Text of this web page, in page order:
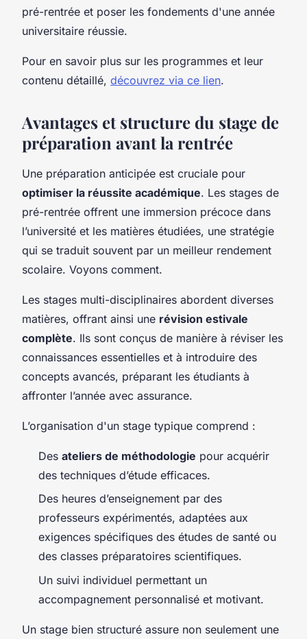
pré-rentrée et poser les fondements d'une année
universitaire réussie.
Pour en savoir plus sur les programmes et leur
contenu détaillé, découvrez via ce lien.
Avantages et structure du stage de
préparation avant la rentrée
Une préparation anticipée est cruciale pour
optimiser la réussite académique. Les stages de
pré-rentrée offrent une immersion précoce dans
l’université et les matières étudiées, une stratégie
qui se traduit souvent par un meilleur rendement
scolaire. Voyons comment.
Les stages multi-disciplinaires abordent diverses
matières, offrant ainsi une révision estivale
complète. Ils sont conçus de manière à réviser les
connaissances essentielles et à introduire des
concepts avancés, préparant les étudiants à
affronter l’année avec assurance.
L’organisation d'un stage typique comprend :
Des ateliers de méthodologie pour acquérir
des techniques d’étude efficaces.
Des heures d’enseignement par des
professeurs expérimentés, adaptées aux
exigences spécifiques des études de santé ou
des classes préparatoires scientifiques.
Un suivi individuel permettant un
accompagnement personnalisé et motivant.
Un stage bien structuré assure non seulement une